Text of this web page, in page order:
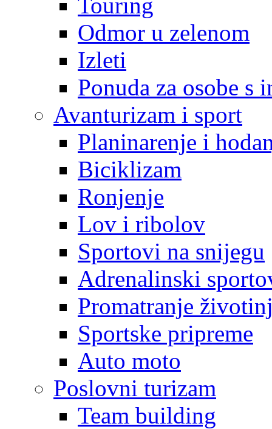
Odmor u zelenom
Izleti
Ponuda za osobe s
Avanturizam i sport
Planinarenje i
Biciklizam
Ronjenje
Lov i ribolov
Sportovi na snijegu
Adrenalinski
Promatranje
Sportske pripreme
Auto moto
Poslovni turizam
Team building